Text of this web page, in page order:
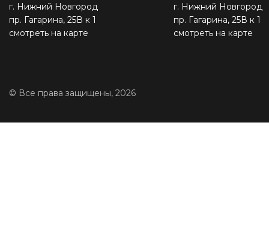
г. Нижний Новгород
пр. Гагарина, 25В к 1
смотреть на карте
г. Нижний Новгород
пр. Гагарина, 25В к 1
смотреть на карте
© Все права защищены, 2026